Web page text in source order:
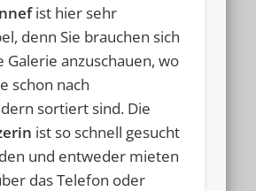
ist hier sehr
denn Sie brauchen sich
Galerie anzuschauen, wo
schon nach
sortiert sind. Die
ist so schnell gesucht
und entweder mieten
das Telefon oder